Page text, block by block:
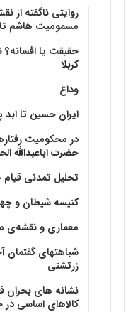
روایتی ناگفته از
مسمومیت هاشم
حقیقت یا
کربلا
وداع
ایران حسین تا ابد
در محکومیت
حضرت اباعبدالله
تحلیل تمدنی قیام
کنیسه شیطان و
معماری و نقشه‌ی
شباهتهای گفتمان
زرتشتی
نشانه های بحران
کالاهای اساسی در